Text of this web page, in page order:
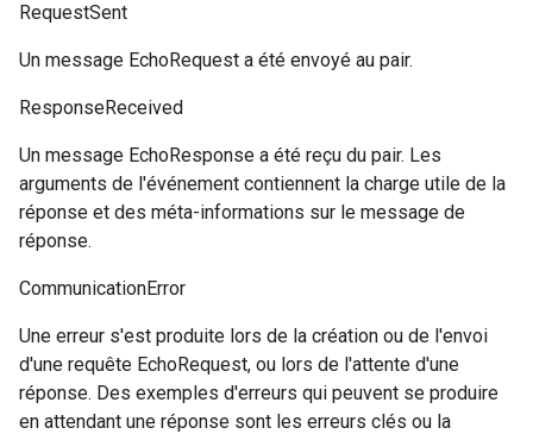
RequestSent
Un message EchoRequest a été envoyé au pair.
ResponseReceived
Un message EchoResponse a été reçu du pair. Les
arguments de l'événement contiennent la charge utile de la
réponse et des méta-informations sur le message de
réponse.
CommunicationError
Une erreur s'est produite lors de la création ou de l'envoi
d'une requête EchoRequest, ou lors de l'attente d'une
réponse. Des exemples d'erreurs qui peuvent se produire
en attendant une réponse sont les erreurs clés ou la